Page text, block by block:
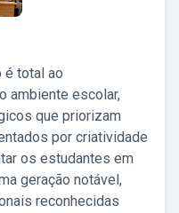
é total ao
ambiente escolar,
que priorizam
por criatividade
os estudantes em
geração notável,
reconhecidas